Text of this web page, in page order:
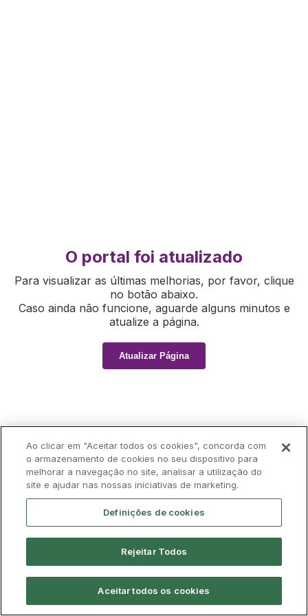
O portal foi atualizado
Para visualizar as últimas melhorias, por favor, clique
no botão abaixo.
Caso ainda não funcione, aguarde alguns minutos e
atualize a página.
Atualizar Página
Ao clicar em "Aceitar todos os cookies", concorda com
o armazenamento de cookies no seu dispositivo para
melhorar a navegação no site, analisar a utilização do
site e ajudar nas nossas iniciativas de marketing.
Definições de cookies
Rejeitar Todos
Aceitar todos os cookies